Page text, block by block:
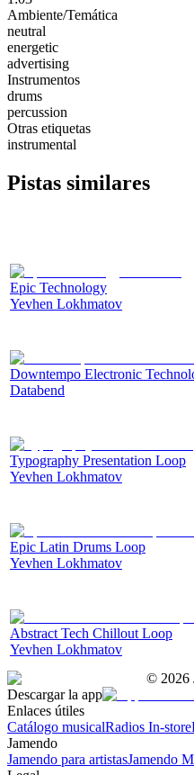
Ambiente/Temática
neutral
energetic
advertising
Instrumentos
drums
percussion
Otras etiquetas
instrumental
Pistas similares
Epic Technology
Yevhen Lokhmatov
Downtempo Electronic
Databend
Typography Presentation Loop
Yevhen Lokhmatov
Epic Latin Drums Loop
Yevhen Lokhmatov
Abstract Tech Chillout Loop
Yevhen Lokhmatov
© 2026
Descargar la app
Enlaces útiles
Catálogo musicalRadios In-store
Jamendo
Jamendo para artistasJamendo